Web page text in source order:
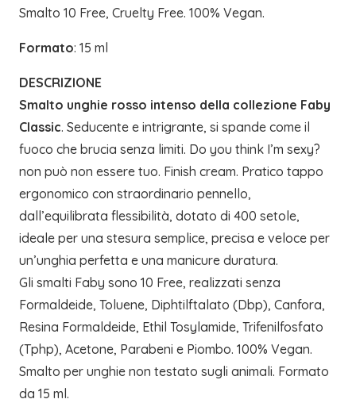
Smalto 10 Free, Cruelty Free. 100% Vegan.
Formato: 15 ml
DESCRIZIONE
Smalto unghie rosso intenso della collezione Faby
Classic. Seducente e intrigrante, si spande come il
fuoco che brucia senza limiti. Do you think I’m sexy?
non può non essere tuo. Finish cream. Pratico tappo
ergonomico con straordinario pennello,
dall’equilibrata flessibilità, dotato di 400 setole,
ideale per una stesura semplice, precisa e veloce per
un’unghia perfetta e una manicure duratura.
Gli smalti Faby sono 10 Free, realizzati senza
Formaldeide, Toluene, Diphtilftalato (Dbp), Canfora,
Resina Formaldeide, Ethil Tosylamide, Trifenilfosfato
(Tphp), Acetone, Parabeni e Piombo. 100% Vegan.
Smalto per unghie non testato sugli animali. Formato
da 15 ml.